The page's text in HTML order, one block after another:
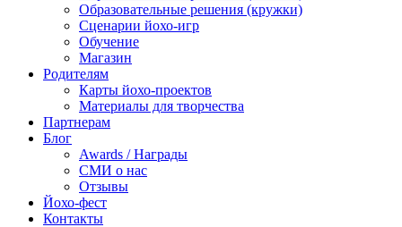
Образовательные решения (кружки)
Сценарии йохо-игр
Обучение
Магазин
Родителям
Карты йохо-проектов
Материалы для творчества
Партнерам
Блог
Awards / Награды
СМИ о нас
Отзывы
Йохо-фест
Контакты